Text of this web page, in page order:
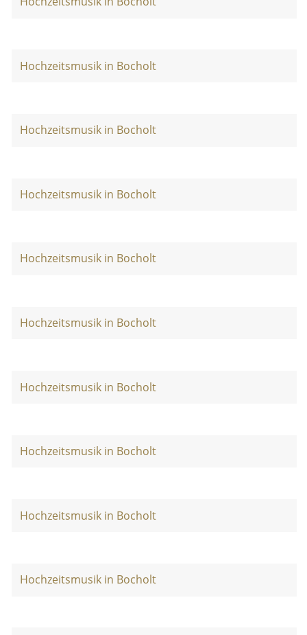
Hochzeitsmusik in Bocholt
Hochzeitsmusik in Bocholt
Hochzeitsmusik in Bocholt
Hochzeitsmusik in Bocholt
Hochzeitsmusik in Bocholt
Hochzeitsmusik in Bocholt
Hochzeitsmusik in Bocholt
Hochzeitsmusik in Bocholt
Hochzeitsmusik in Bocholt